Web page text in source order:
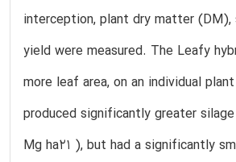
interception, plant dry matter (DM),
yield were measured. The Leafy
more leaf area, on an individual
produced significantly greater silage
Mg ha21 ), but had a significantly